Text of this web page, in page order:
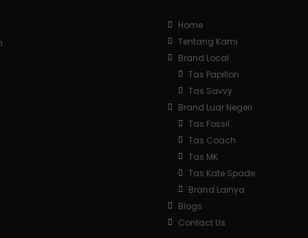
Home
Tentang Kami
Brand Local
Tas Papillon
Tas Savvy
Brand Luar Negeri
Tas Fossil
Tas Coach
Tas MK
Tas Kate Spade
Brand Lainya
Blogs
Contact Us